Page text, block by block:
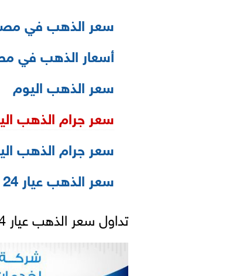
سعر الذهب في مصر
أسعار الذهب في
سعر الذهب اليوم
سعر جرام الذهب
سعر جرام الذهب
سعر الذهب عيار 24
تداول سعر الذهب عيار 24 للشراء 6652 جنيهًا و للبيع 6657 جنيهًا .